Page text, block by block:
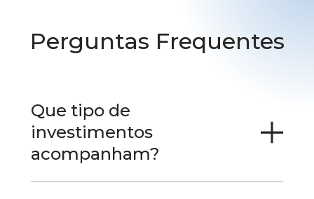
Perguntas Frequentes
Que tipo de
investimentos
acompanham?